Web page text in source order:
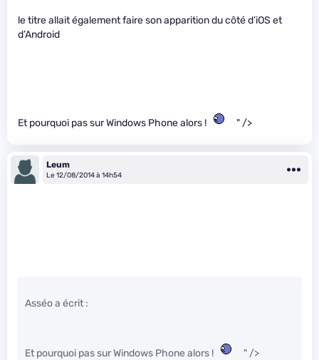
le titre allait également faire son apparition du côté d’iOS et
d’Android
Et pourquoi pas sur Windows Phone alors ! " />
Leum
Le 12/08/2014 à 14h54
Asséo a écrit :
Et pourquoi pas sur Windows Phone alors ! " />